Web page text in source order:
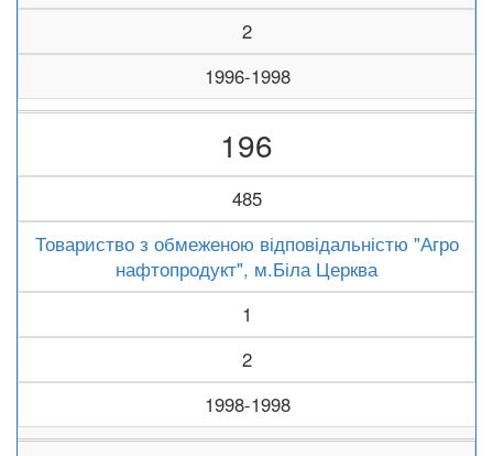
2
1996-1998
196
485
Товариство з обмеженою відповідальністю "Агро
нафтопродукт", м.Біла Церква
1
2
1998-1998